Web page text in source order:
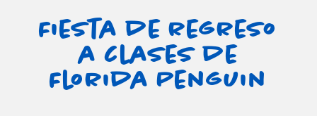
Fiesta de regreso
a clases de
Florida Penguin